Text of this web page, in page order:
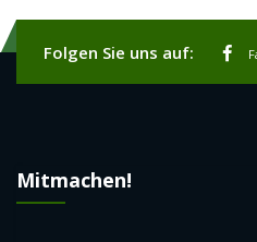
Was interessiert Sie zum Wald?
Schicken Sie uns Themenvorschläge.